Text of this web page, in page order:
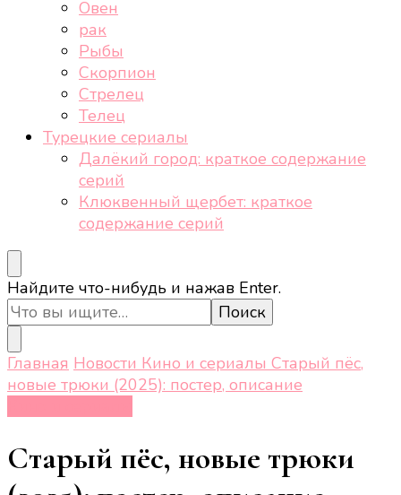
Овен
рак
Рыбы
Скорпион
Стрелец
Телец
Турецкие сериалы
Далёкий город: краткое содержание
серий
Клюквенный щербет: краткое
содержание серий
Ищите
что-
то?
Найдите что-нибудь и нажав Enter.
Главная Новости Кино и сериалы Старый пёс,
новые трюки (2025): постер, описание
Старый пёс, новые трюки